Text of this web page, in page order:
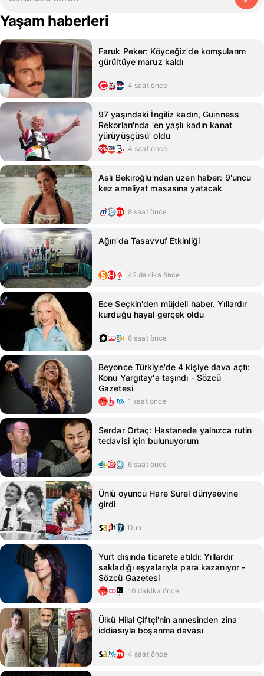
Yaşam haberleri
Faruk Peker: Köyceğiz'de komşularım
gürültüye maruz kaldı
4 saat önce
97 yaşındaki İngiliz kadın, Guinness
Rekorları'nda 'en yaşlı kadın kanat
yürüyüşçüsü' oldu
4 saat önce
Aslı Bekiroğlu'ndan üzen haber: 9'uncu
kez ameliyat masasına yatacak
8 saat önce
Ağın'da Tasavvuf Etkinliği
42 dakika önce
Ece Seçkin'den müjdeli haber. Yıllardır
kurduğu hayal gerçek oldu
6 saat önce
Beyonce Türkiye'de 4 kişiye dava açtı:
Konu Yargıtay'a taşındı - Sözcü
Gazetesi
1 saat önce
Serdar Ortaç: Hastanede yalnızca rutin
tedavisi için bulunuyorum
6 saat önce
Ünlü oyuncu Hare Sürel dünyaevine
girdi
Dün
Yurt dışında ticarete atıldı: Yıllardır
sakladığı eşyalarıyla para kazanıyor -
Sözcü Gazetesi
10 dakika önce
Ülkü Hilal Çiftçi'nin annesinden zina
iddiasıyla boşanma davası
4 saat önce